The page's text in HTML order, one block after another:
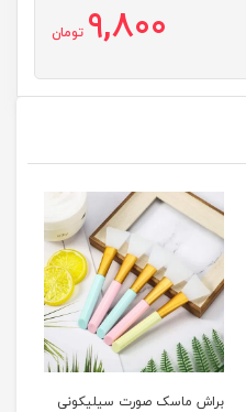
9,800 تومان
براش ماسک صورت سیلیکونی